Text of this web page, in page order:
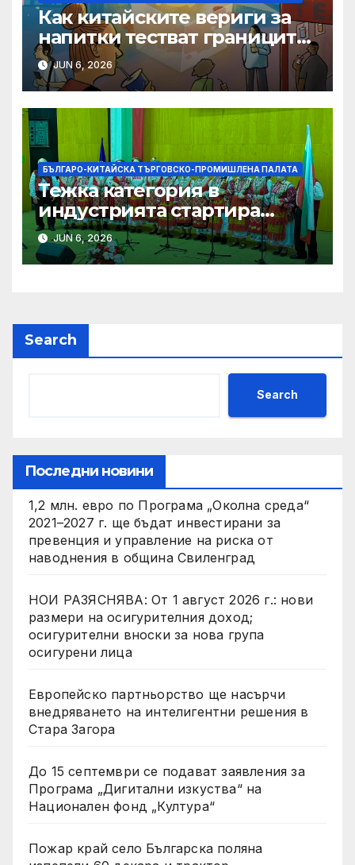
Как китайските вериги за
напитки тестват границите
на меката сила
JUN 6, 2026
БЪЛГАРО-КИТАЙСКА ТЪРГОВСКО-ПРОМИШЛЕНА ПАЛАТА
Тежка категория в
индустрията стартира
алианс за космическа
слънчева енергия
JUN 6, 2026
Search
Search
Последни новини
1,2 млн. евро по Програма „Околна среда“
2021–2027 г. ще бъдат инвестирани за
превенция и управление на риска от
наводнения в община Свиленград
НОИ РАЗЯСНЯВА: От 1 август 2026 г.: нови
размери на осигурителния доход;
осигурителни вноски за нова група
осигурени лица
Европейско партньорство ще насърчи
внедряването на интелигентни решения в
Стара Загора
До 15 септември се подават заявления за
Програма „Дигитални изкуства“ на
Национален фонд „Култура“
Пожар край село Българска поляна